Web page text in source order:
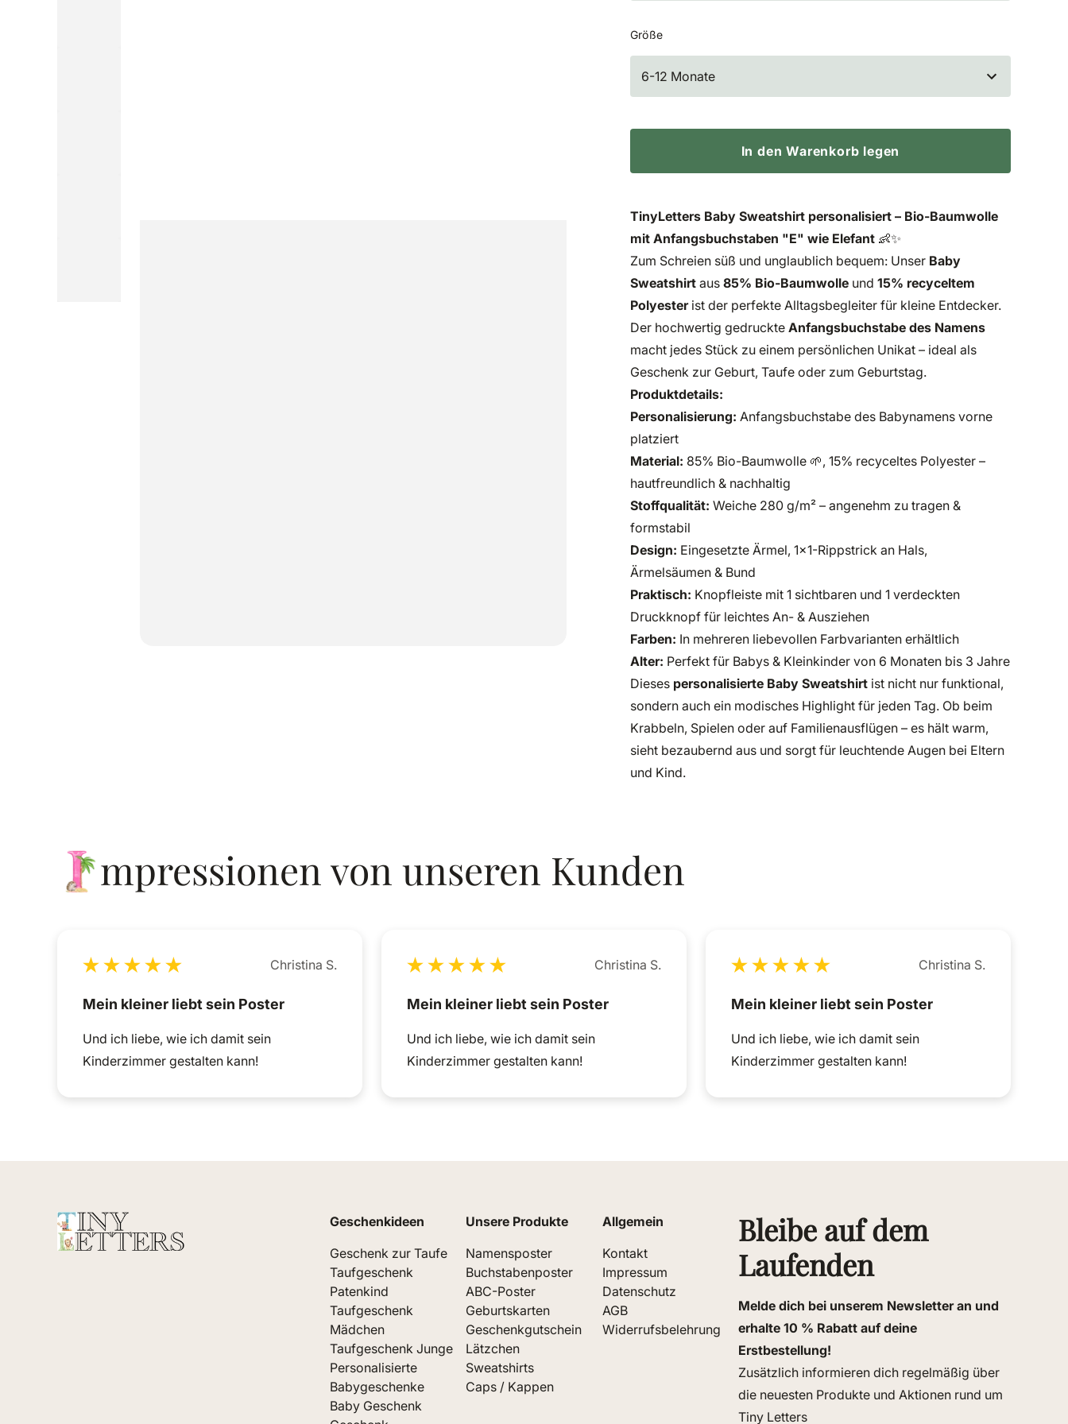
Größe
6-12 Monate
In den Warenkorb legen
TinyLetters Baby Sweatshirt personalisiert – Bio-Baumwolle
mit Anfangsbuchstaben "E" wie Elefant👶✨
Zum Schreien süß und unglaublich bequem: Unser Baby
Sweatshirtaus 85% Bio-Baumwolleund 15% recyceltem
Polyesterist der perfekte Alltagsbegleiter für kleine Entdecker.
Der hochwertig gedruckte Anfangsbuchstabe des Namens
macht jedes Stück zu einem persönlichen Unikat – ideal als
Geschenk zur Geburt, Taufe oder zum Geburtstag.
Produktdetails:
Personalisierung: Anfangsbuchstabe des Babynamens vorne
platziert
Material: 85% Bio-Baumwolle 🌱, 15% recyceltes Polyester –
hautfreundlich & nachhaltig
Stoffqualität: Weiche 280 g/m² – angenehm zu tragen &
formstabil
Design: Eingesetzte Ärmel, 1x1-Rippstrick an Hals,
Ärmelsäumen & Bund
Praktisch: Knopfleiste mit 1 sichtbaren und 1 verdeckten
Druckknopf für leichtes An- & Ausziehen
Farben: In mehreren liebevollen Farbvarianten erhältlich
Alter: Perfekt für Babys & Kleinkinder von 6 Monaten bis 3 Jahre
Dieses personalisierte Baby Sweatshirtist nicht nur funktional,
sondern auch ein modisches Highlight für jeden Tag. Ob beim
Krabbeln, Spielen oder auf Familienausflügen – es hält warm,
sieht bezaubernd aus und sorgt für leuchtende Augen bei Eltern
und Kind.
I
mpressionen von unseren Kunden
Christina S.
Mein kleiner liebt sein Poster
Und ich liebe, wie ich damit sein
Kinderzimmer gestalten kann!
Christina S.
Mein kleiner liebt sein Poster
Und ich liebe, wie ich damit sein
Kinderzimmer gestalten kann!
Christina S.
Mein kleiner liebt sein Poster
Und ich liebe, wie ich damit sein
Kinderzimmer gestalten kann!
Geschenkideen
Geschenk zur Taufe
Taufgeschenk
Patenkind
Taufgeschenk
Mädchen
Taufgeschenk Junge
Personalisierte
Babygeschenke
Baby Geschenk
Unsere Produkte
Namensposter
Buchstabenposter
ABC-Poster
Geburtskarten
Geschenkgutschein
Lätzchen
Sweatshirts
Caps / Kappen
Allgemein
Kontakt
Impressum
Datenschutz
AGB
Widerrufsbelehrung
Bleibe auf dem
Laufenden
Melde dich bei unserem Newsletter an und
erhalte 10 % Rabatt auf deine
Erstbestellung!
Zusätzlich informieren dich regelmäßig über
die neuesten Produkte und Aktionen rund um
Tiny Letters